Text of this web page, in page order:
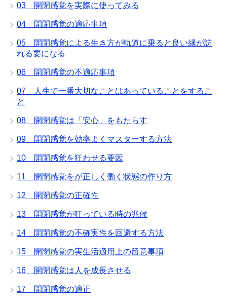
03 開閉感覚を実際に使ってみる
04 開閉感覚の適応事項
05 開閉感覚による生き方が軌道に乗ると良い縁が訪
れる要になる
06 開閉感覚の不適応事項
07 人生で一番大切なことはあっていることをするこ
と
08 開閉感覚は「安心」をもたらす
09 開閉感覚を効率よくマスターする方法
10 開閉感覚を狂わせる要因
11 開閉感覚をが正しく働く状態の作り方
12 開閉感覚の正確性
13 開閉感覚が狂っている時の兆候
14 開閉感覚の不確実性を回避する方法
15 開閉感覚の実生活適用上の留意事項
16 開閉感覚は人を成長させる
17 開閉感覚の適正